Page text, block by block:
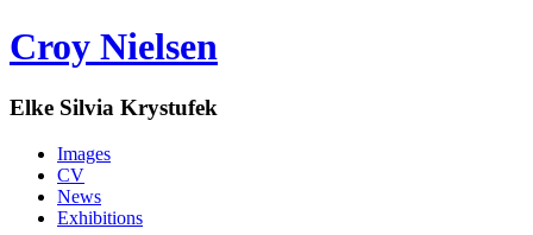
Croy Nielsen
Elke Silvia Krystufek
Images
CV
News
Exhibitions